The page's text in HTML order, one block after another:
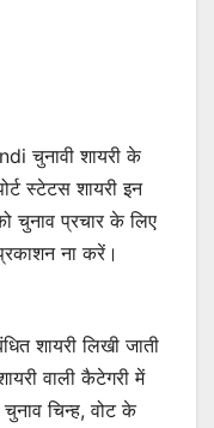
चुनावी शायरी के
स्टेटस शायरी इन
चुनाव प्रचार के लिए
ना करें।
शायरी लिखी जाती
वाली कैटेगरी में
चिन्ह, वोट के